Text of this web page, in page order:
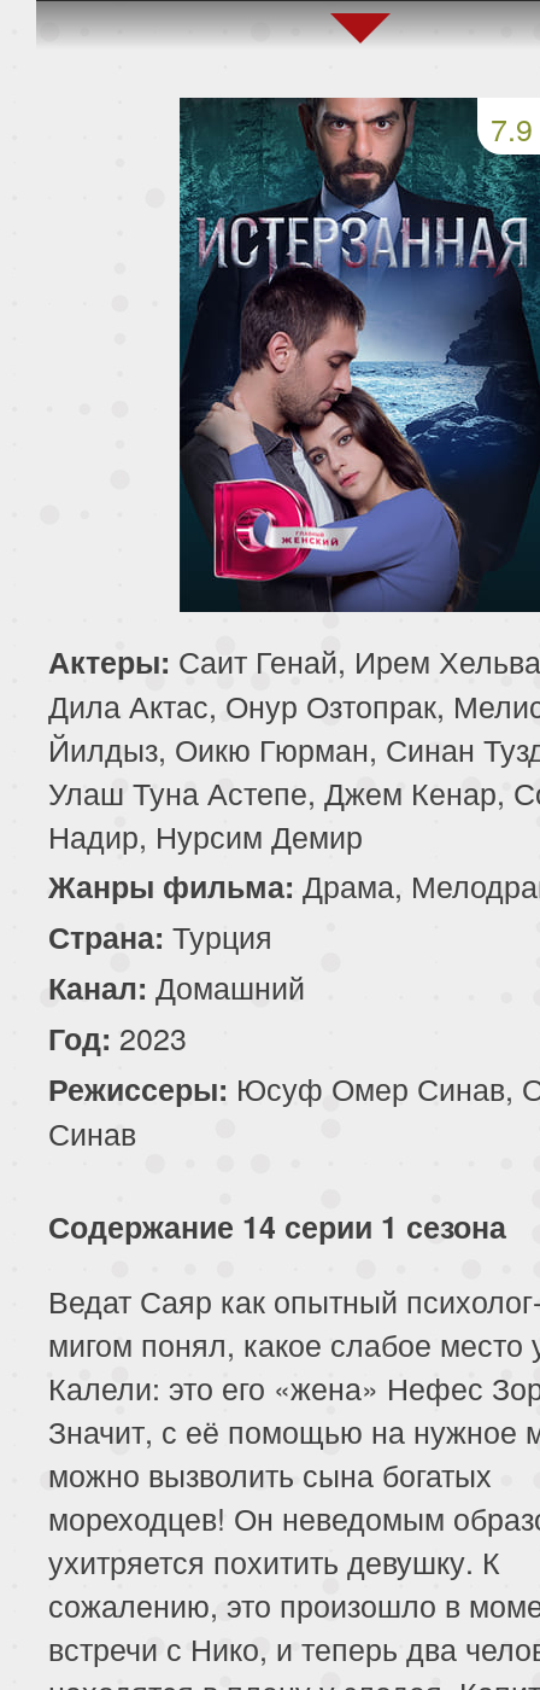
45 серия
46 серия
47 серия
50 серия
51 серия
54 серия
55 серия
58 серия
59 серия
62 серия
63 серия
66 серия
67 серия
70 серия
71 серия
74 серия
75 серия
78 серия
79 серия
82 серия
83 серия
85 серия
86 серия
87 серия
89 серия
90 серия
91 серия
93 серия
94 серия
95 серия
97 серия
98 серия
101 серия
102 серия 103 серия
105 серия
106 серия
109 серия
113 серия
114 серия 115 серия
117 серия
121 серия
122 серия 123 серия
125 серия
127 серия
129 серия
130 серия 131 серия
133 серия
134 серия 135 серия
137 серия
138 серия 139 серия
141 серия
142 серия 143 серия
145 серия
146 серия 147 серия
149 серия
150 серия 151 серия
7.9
Актеры: Саит Генай, Ирем
Дила Актас, Онур Озтопрак,
Йилдыз, Оикю Гюрман, Синан
Улаш Туна Астепе, Джем Кенар,
Надир, Нурсим Демир
Жанры фильма: Драма,
Страна: Турция
Канал: Домашний
Год: 2023
Режиссеры: Юсуф Омер Синав,
Синав
Содержание 14 серии 1 сезона
Ведат Саяр как опытный
мигом понял, какое слабое место
Калели: это его «жена» Нефес
Значит, с её помощью на нужное
можно вызволить сына богатых
мореходцев! Он неведомым
ухитряется похитить девушку. К
сожалению, это произошло в
встречи с Нико, и теперь два